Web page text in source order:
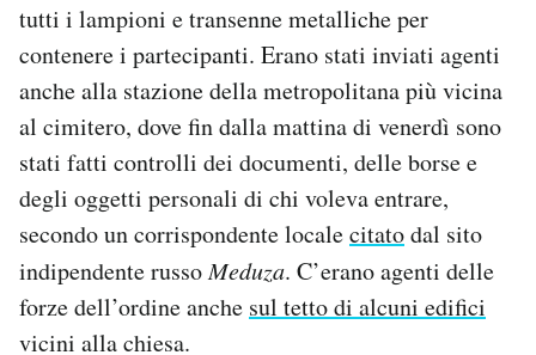
tutti i lampioni e transenne metalliche per
contenere i partecipanti. Erano stati inviati agenti
anche alla stazione della metropolitana più vicina
al cimitero, dove fin dalla mattina di venerdì sono
stati fatti controlli dei documenti, delle borse e
degli oggetti personali di chi voleva entrare,
secondo un corrispondente localecitatodal sito
indipendente russoMeduza. C’erano agenti delle
forze dell’ordine anche sul tetto di alcuni edifici
vicini alla chiesa.